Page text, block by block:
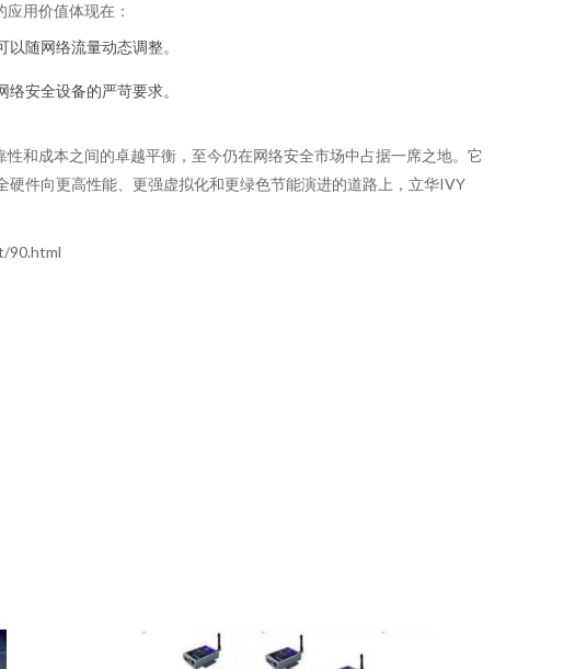
用价值体现在：
随网络流量动态调整。
安全设备的严苛要求。
和成本之间的卓越平衡，至今仍在网络安全市场中占据一席之地。它
件向更高性能、更强虚拟化和更绿色节能演进的道路上，立华IVY
90.html